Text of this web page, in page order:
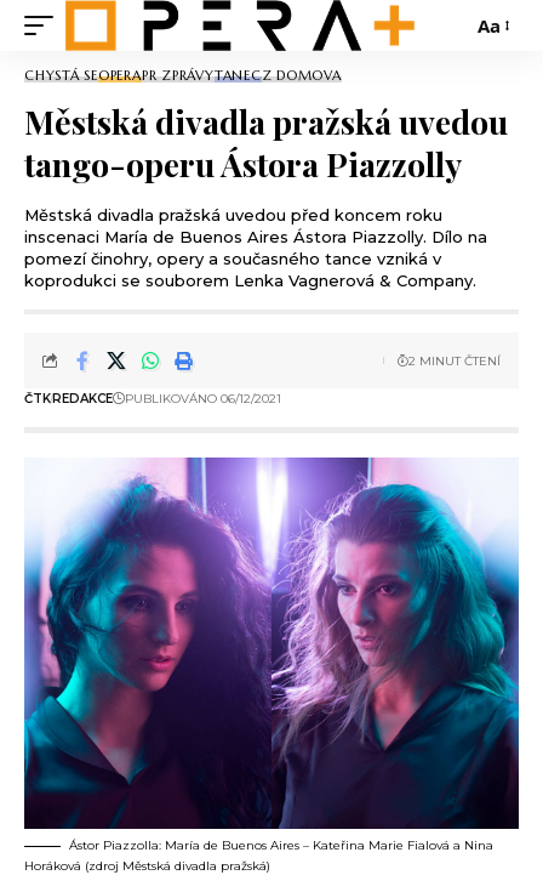
Aa
CHYSTÁ SEOPERAPR ZPRÁVYTANECZ DOMOVA
Městská divadla pražská uvedou
tango-operu Ástora Piazzolly
Městská divadla pražská uvedou před koncem roku
inscenaci María de Buenos Aires Ástora Piazzolly. Dílo na
pomezí činohry, opery a současného tance vzniká v
koprodukci se souborem Lenka Vagnerová & Company.
ČTKREDAKCE PUBLIKOVÁNO 06/12/2021
2 MINUT ČTENÍ
Ástor Piazzolla: María de Buenos Aires – Kateřina Marie Fialová a Nina
Horáková (zdroj Městská divadla pražská)